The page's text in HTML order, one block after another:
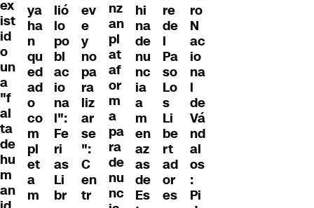
ex
ist
id
o
un
a
"f
al
ta
de
hu
m
an
ya
ha
n
qu
ed
ad
o
co
m
pl
et
a
m
lió
lo
po
bl
ac
io
na
l":
Fe
ri
as
Li
br
ev
e
y
no
pa
ra
liz
ar
se
":
C
en
tr
nz
an
pl
at
af
or
m
a
pa
ra
de
nu
nc
hi
na
de
nu
nc
ia
a
m
en
az
as
de
Es
re
de
l
Pa
so
Lo
s
Li
be
rt
ad
or
es
ro
N
ac
io
na
l
de
Vá
nd
al
os
:
Pi